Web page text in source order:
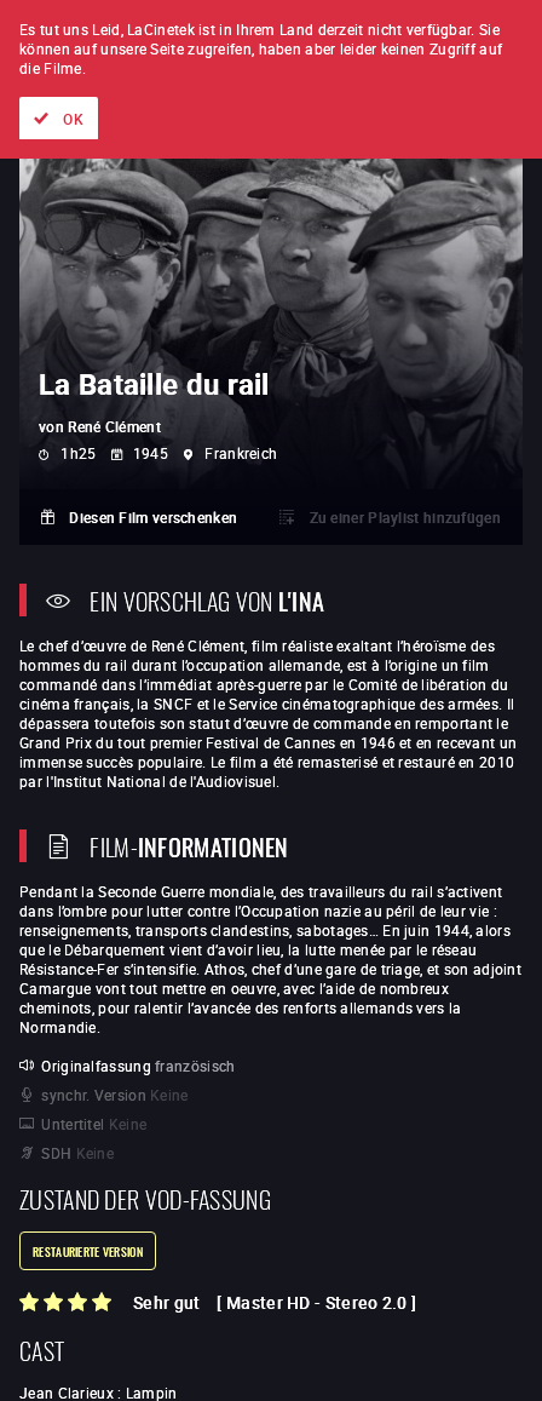
FILM FÜR FILM ABONNEMENT
La Bataille du rail
von René Clément
1h25
1945 Frankreich
Diesen Film verschenken Zu einer Playlist hinzufügen
EIN VORSCHLAG VON L'INA
Le chef d’œuvre de René Clément, film réaliste exaltant l’héroïsme des
hommes du rail durant l’occupation allemande, est à l’origine un film
commandé dans l’immédiat après-guerre par le Comité de libération du
cinéma français, la SNCF et le Service cinématographique des armées. Il
dépassera toutefois son statut d’œuvre de commande en remportant le
Grand Prix du tout premier Festival de Cannes en 1946 et en recevant un
immense succès populaire. Le film a été remasterisé et restauré en 2010
par l'Institut National de l'Audiovisuel.
FILM-INFORMATIONEN
Pendant la Seconde Guerre mondiale, des travailleurs du rail s’activent
dans l’ombre pour lutter contre l’Occupation nazie au péril de leur vie :
renseignements, transports clandestins, sabotages… En juin 1944, alors
que le Débarquement vient d’avoir lieu, la lutte menée par le réseau
Résistance-Fer s’intensifie. Athos, chef d’une gare de triage, et son adjoint
Camargue vont tout mettre en oeuvre, avec l’aide de nombreux
cheminots, pour ralentir l’avancée des renforts allemands vers la
Normandie.
Originalfassung französisch
synchr. Version Keine
Untertitel Keine
SDH Keine
ZUSTAND DER VOD-FASSUNG
RESTAURIERTE VERSION
Sehr gut [ Master HD - Stereo 2.0 ]
CAST
Jean Clarieux: Lampin
Es tut uns Leid, LaCinetek ist in Ihrem Land derzeit nicht verfügbar. Sie
können auf unsere Seite zugreifen, haben aber leider keinen Zugriff auf
die Filme.
OK